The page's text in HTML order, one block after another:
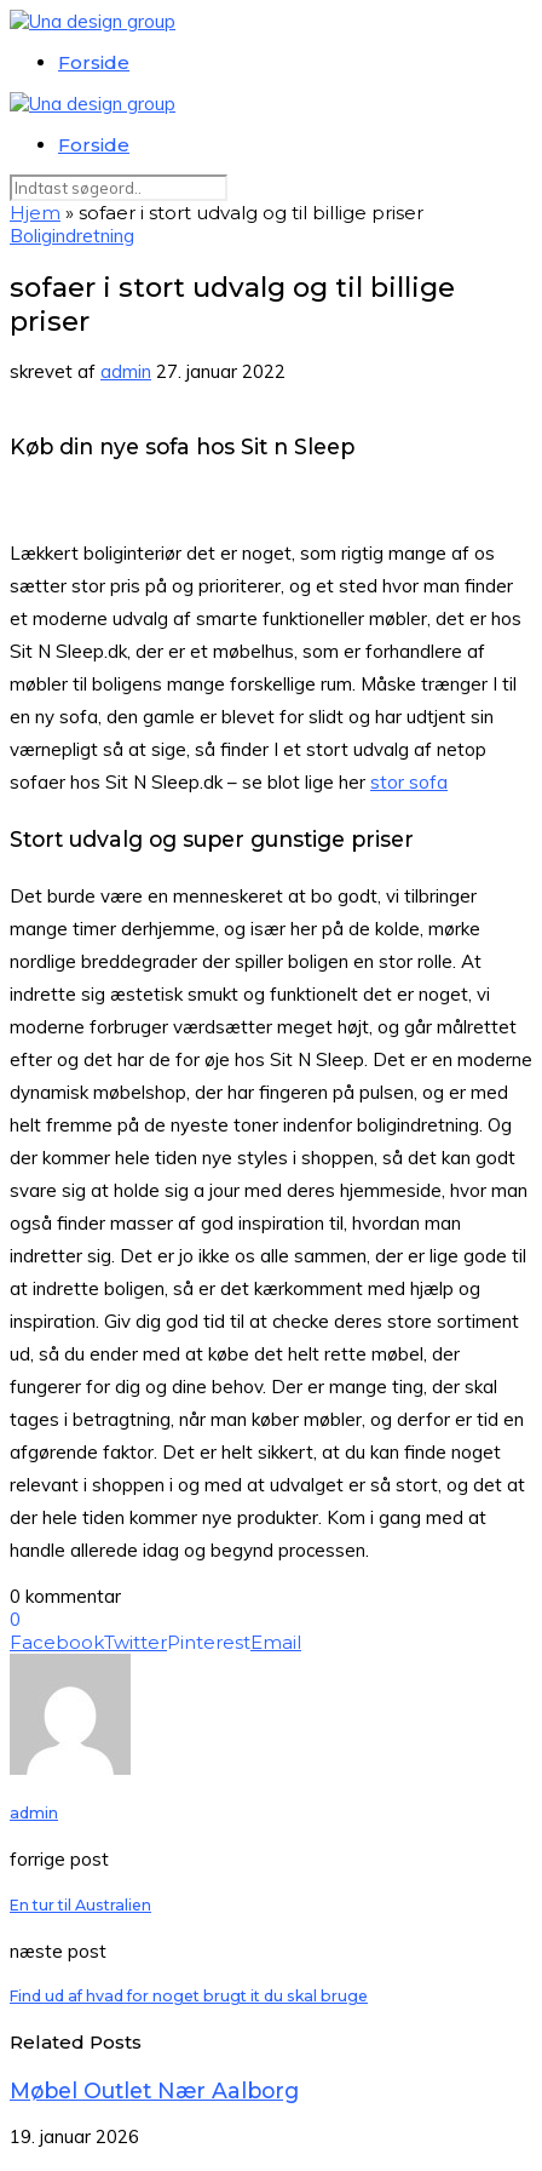
Forside
Forside
Hjem » sofaer i stort udvalg og til billige priser
Boligindretning
sofaer i stort udvalg og til billige
priser
skrevet af admin 27. januar 2022
Køb din nye sofa hos Sit n Sleep
Lækkert boliginteriør det er noget, som rigtig mange af os
sætter stor pris på og prioriterer, og et sted hvor man finder
et moderne udvalg af smarte funktioneller møbler, det er hos
Sit N Sleep.dk, der er et møbelhus, som er forhandlere af
møbler til boligens mange forskellige rum. Måske trænger I til
en ny sofa, den gamle er blevet for slidt og har udtjent sin
værnepligt så at sige, så finder I et stort udvalg af netop
sofaer hos Sit N Sleep.dk – se blot lige her stor sofa
Stort udvalg og super gunstige priser
Det burde være en menneskeret at bo godt, vi tilbringer
mange timer derhjemme, og især her på de kolde, mørke
nordlige breddegrader der spiller boligen en stor rolle. At
indrette sig æstetisk smukt og funktionelt det er noget, vi
moderne forbruger værdsætter meget højt, og går målrettet
efter og det har de for øje hos Sit N Sleep. Det er en moderne
dynamisk møbelshop, der har fingeren på pulsen, og er med
helt fremme på de nyeste toner indenfor boligindretning. Og
der kommer hele tiden nye styles i shoppen, så det kan godt
svare sig at holde sig a jour med deres hjemmeside, hvor man
også finder masser af god inspiration til, hvordan man
indretter sig. Det er jo ikke os alle sammen, der er lige gode til
at indrette boligen, så er det kærkomment med hjælp og
inspiration. Giv dig god tid til at checke deres store sortiment
ud, så du ender med at købe det helt rette møbel, der
fungerer for dig og dine behov. Der er mange ting, der skal
tages i betragtning, når man køber møbler, og derfor er tid en
afgørende faktor. Det er helt sikkert, at du kan finde noget
relevant i shoppen i og med at udvalget er så stort, og det at
der hele tiden kommer nye produkter. Kom i gang med at
handle allerede idag og begynd processen.
0 kommentar
0
FacebookTwitterPinterestEmail
admin
forrige post
En tur til Australien
næste post
Find ud af hvad for noget brugt it du skal bruge
Related Posts
Møbel Outlet Nær Aalborg
19. januar 2026